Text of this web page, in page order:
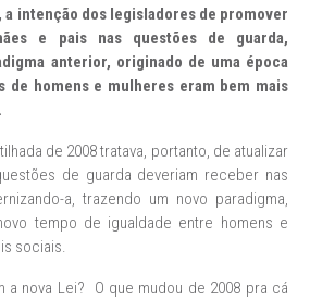
intenção dos legisladores de promover
e pais nas questões de guarda,
anterior, originado de uma época
de homens e mulheres eram bem mais
de 2008 tratava, portanto, de atualizar
de guarda deveriam receber nas
a, trazendo um novo paradigma,
tempo de igualdade entre homens e
sociais.
a nova Lei? O que mudou de 2008 pra cá